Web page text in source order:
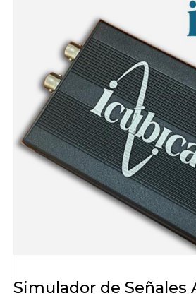
Simulador de